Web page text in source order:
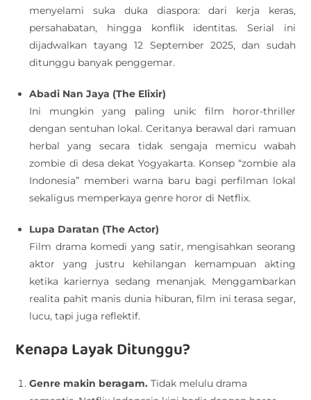
menyelami suka duka diaspora: dari kerja keras,
persahabatan, hingga konflik identitas. Serial ini
dijadwalkan tayang 12 September 2025, dan sudah
ditunggu banyak penggemar.
Abadi Nan Jaya (The Elixir)
Ini mungkin yang paling unik: film horor-thriller
dengan sentuhan lokal. Ceritanya berawal dari ramuan
herbal yang secara tidak sengaja memicu wabah
zombie di desa dekat Yogyakarta. Konsep “zombie ala
Indonesia” memberi warna baru bagi perfilman lokal
sekaligus memperkaya genre horor di Netflix.
Lupa Daratan (The Actor)
Film drama komedi yang satir, mengisahkan seorang
aktor yang justru kehilangan kemampuan akting
ketika kariernya sedang menanjak. Menggambarkan
realita pahit manis dunia hiburan, film ini terasa segar,
lucu, tapi juga reflektif.
Kenapa Layak Ditunggu?
Genre makin beragam. Tidak melulu drama